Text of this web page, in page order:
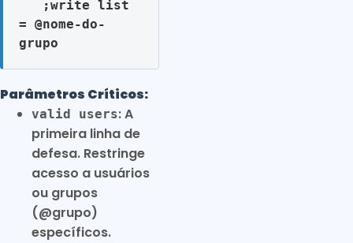
= @nome-do-
Parâmetros Críticos:
valid users: A
primeira linha de
defesa. Restringe
acesso a usuários
ou grupos
(@grupo)
específicos.